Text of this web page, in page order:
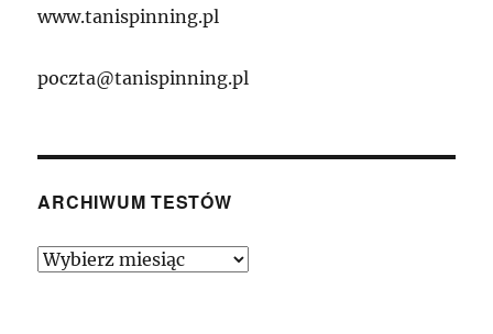
www.tanispinning.pl
poczta@tanispinning.pl
ARCHIWUM TESTÓW
Archiwum